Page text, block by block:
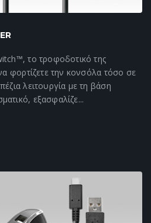
το τροφοδοτικό της
φορτίζετε την κονσόλα τόσο σε
λειτουργία με τη βάση
εξασφαλίζε...